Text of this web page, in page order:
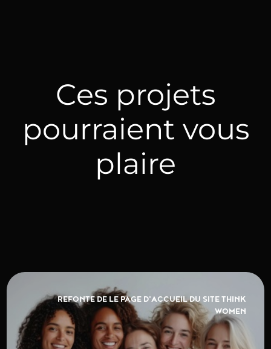
Ces projets
pourraient vous
plaire
REFONTE DE LE PAGE D'ACCUEIL DU SITE THINK
WOMEN